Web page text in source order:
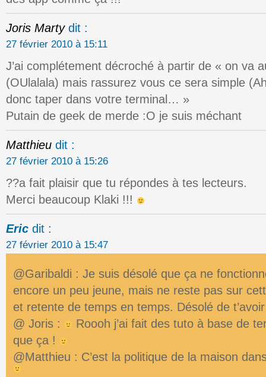
Joris Marty dit :
27 février 2010 à 15:11
J’ai complétement décroché à partir de « on va
(OUlalala) mais rassurez vous ce sera simple
donc taper dans votre terminal… »
Putain de geek de merde :O je suis méchant
Matthieu dit :
27 février 2010 à 15:26
??a fait plaisir que tu répondes à tes lecteurs.
Merci beaucoup Klaki !!!
Eric dit :
27 février 2010 à 15:47
@Garibaldi : Je suis désolé que ça ne
encore un peu jeune, mais ne reste pas sur
et retente de temps en temps. Désolé de
@ Joris :
Roooh j’ai fait des tuto à base de
que ça !
@Matthieu : C’est la politique de la maison